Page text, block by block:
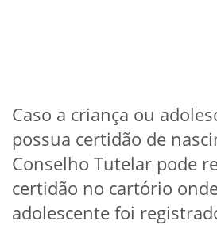
Caso a criança ou
possua certidão de
Conselho Tutelar pode
certidão no cartório
adolescente foi